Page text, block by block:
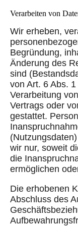
Verarbeiten von
Wir erheben,
Begründung,
Änderung des
sind
von Art. 6 Abs.
Verarbeitung
Vertrags oder
gestattet.
wir nur, soweit
die
ermöglichen
Die erhobenen
Abschluss des